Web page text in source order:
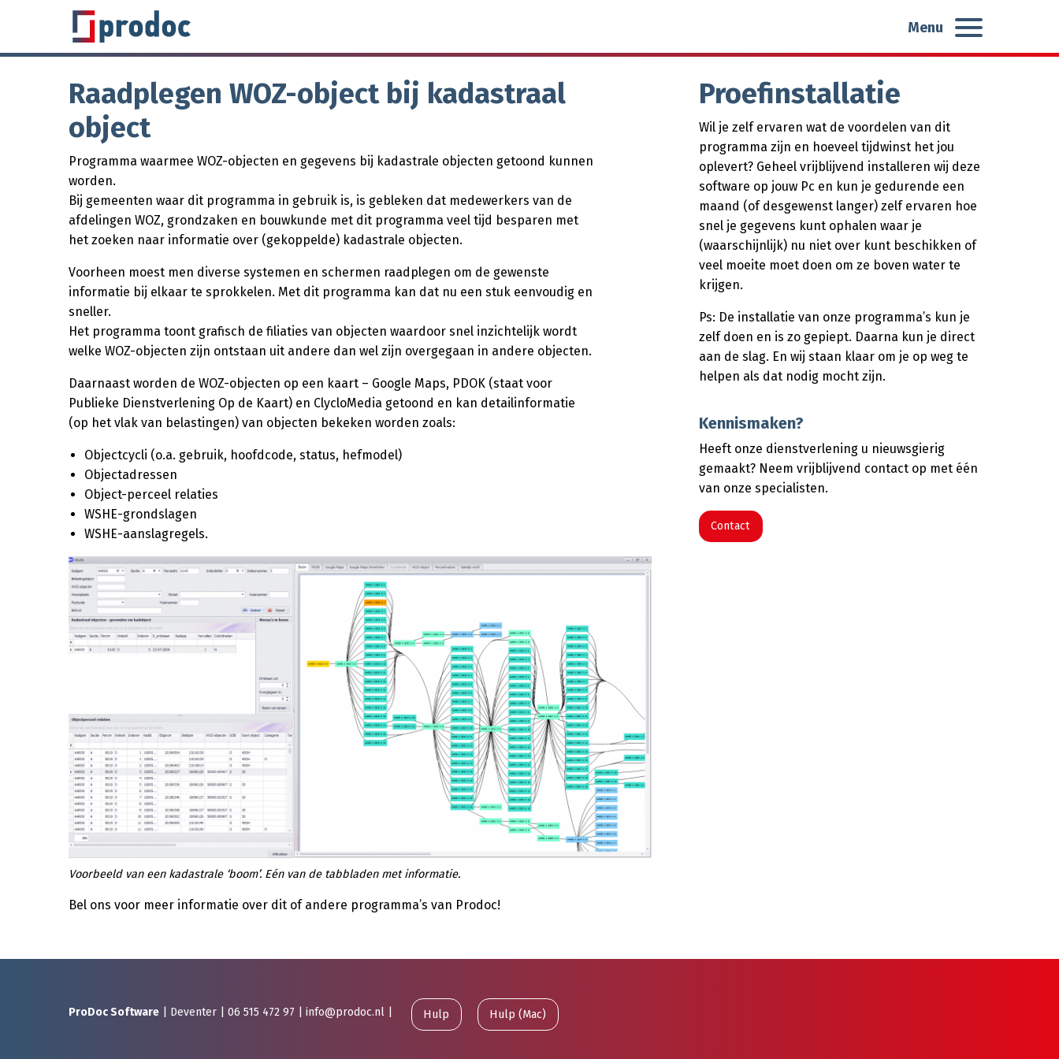
Menu
Raadplegen WOZ-object bij kadastraal
object
Programma waarmee WOZ-objecten en gegevens bij kadastrale objecten getoond kunnen
worden.
Bij gemeenten waar dit programma in gebruik is, is gebleken dat medewerkers van de
afdelingen WOZ, grondzaken en bouwkunde met dit programma veel tijd besparen met
het zoeken naar informatie over (gekoppelde) kadastrale objecten.
Voorheen moest men diverse systemen en schermen raadplegen om de gewenste
informatie bij elkaar te sprokkelen. Met dit programma kan dat nu een stuk eenvoudig en
sneller.
Het programma toont grafisch de filiaties van objecten waardoor snel inzichtelijk wordt
welke WOZ-objecten zijn ontstaan uit andere dan wel zijn overgegaan in andere objecten.
Daarnaast worden de WOZ-objecten op een kaart – Google Maps, PDOK (staat voor
Publieke Dienstverlening Op de Kaart) en ClycloMedia getoond en kan detailinformatie
(op het vlak van belastingen) van objecten bekeken worden zoals:
Objectcycli (o.a. gebruik, hoofdcode, status, hefmodel)
Objectadressen
Object-perceel relaties
WSHE-grondslagen
WSHE-aanslagregels.
Voorbeeld van een kadastrale ‘boom’. Eén van de tabbladen met informatie.
Bel ons voor meer informatie over dit of andere programma’s van Prodoc!
Proefinstallatie
Wil je zelf ervaren wat de voordelen van dit
programma zijn en hoeveel tijdwinst het jou
oplevert? Geheel vrijblijvend installeren wij deze
software op jouw Pc en kun je gedurende een
maand (of desgewenst langer) zelf ervaren hoe
snel je gegevens kunt ophalen waar je
(waarschijnlijk) nu niet over kunt beschikken of
veel moeite moet doen om ze boven water te
krijgen.
Ps: De installatie van onze programma’s kun je
zelf doen en is zo gepiept. Daarna kun je direct
aan de slag. En wij staan klaar om je op weg te
helpen als dat nodig mocht zijn.
Kennismaken?
Heeft onze dienstverlening u nieuwsgierig
gemaakt? Neem vrijblijvend contact op met één
van onze specialisten.
Contact
ProDoc Software | Deventer | 06 515 472 97 info@prodoc.nl Hulp Hulp (Mac)